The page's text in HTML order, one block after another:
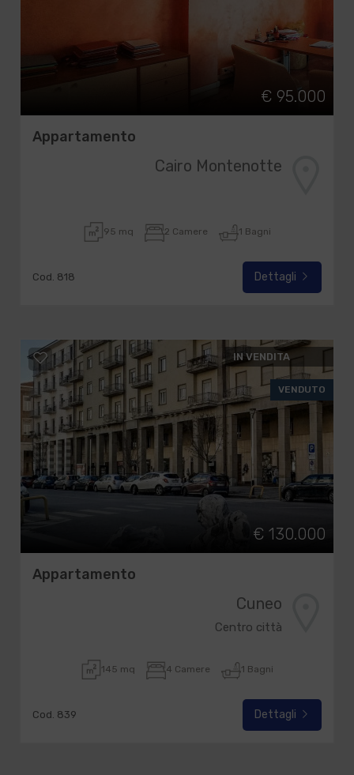
€ 95.000
Appartamento
Cairo Montenotte
95 mq 2 Camere 1 Bagni
Cod. 818 Dettagli
IN VENDITA
VENDUTO
€ 130.000
Appartamento
Cuneo
Centro città
145 mq 4 Camere 1 Bagni
Cod. 839 Dettagli